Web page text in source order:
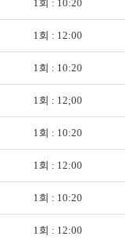
1회 : 10:20
1회 : 12:00
1회 : 10:20
1회 : 12;00
1회 : 10:20
1회 : 12:00
1회 : 10:20
1회 : 12:00